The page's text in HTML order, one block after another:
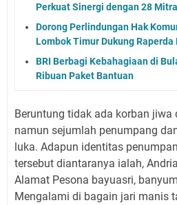
Perkuat Sinergi dengan 28 Mitra
Dorong Perlindungan Hak
Lombok Timur Dukung
BRI Berbagi Kebahagiaan di
Ribuan Paket Bantuan
Beruntung tidak ada korban jiwa
namun sejumlah penumpang
luka. Adapun identitas
tersebut diantaranya ialah,
Alamat Pesona bayuasri,
Mengalami di bagain jari manis